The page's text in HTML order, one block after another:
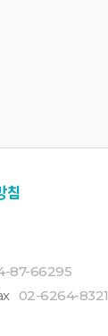
침
87-66295
02-6264-8321